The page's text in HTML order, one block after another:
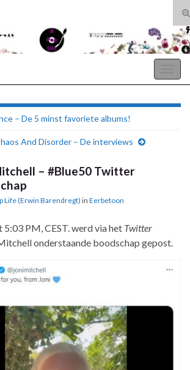
for:
– De 5 minst favoriete albums!
And Disorder – De interviews
– #Blue50 Twitter
Life (Erwin Barendregt) in Eerbetoon
PM, CEST. werd via het Twitter
onderstaande boodschap gepost.